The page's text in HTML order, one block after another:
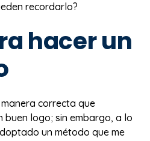
recordarlo?
hacer un
correcta que
buen logo; sin embargo, a lo
un método que me